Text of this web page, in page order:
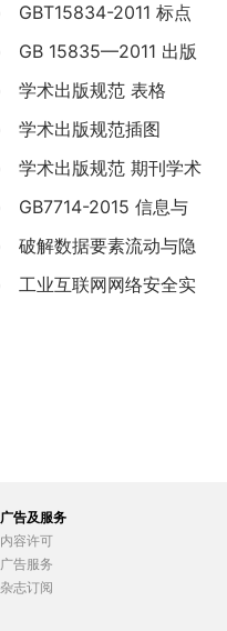
GBT15834-2011 标点
号用法
GB 15835—2011 出版
上数字用法
学术出版规范 表格
CYT170—2019）
学术出版规范插图
CYT171—2019）
学术出版规范 期刊学术
端行为界定（CYT174-
）
GB7714-2015 信息与
献 参考文献著录规则
破解数据要素流动与隐
保护相冲突的局-方滨兴
工业互联网网络安全实
广告及服务
内容许可
广告服务
杂志订阅